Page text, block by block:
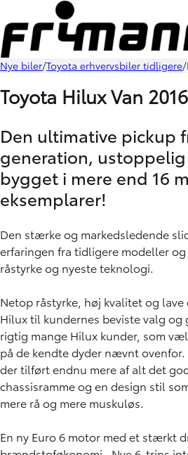
Nye biler Toyota erhvervsbiler tidligere
Toyota Hilux Van
Den ultimative pickup
generation, ustoppelig
bygget i mere end 16
eksemplarer!
Den stærke og markedsledende
erfaringen fra tidligere modeller
råstyrke og nyeste teknologi.
Netop råstyrke, høj kvalitet og
Hilux til kundernes beviste valg og
rigtig mange Hilux kunder, som
på de kendte dyder nævnt
der tilført endnu mere af alt det
chassisramme og en design stil
mere rå og mere muskuløs.
En ny Euro 6 motor med et stærkt